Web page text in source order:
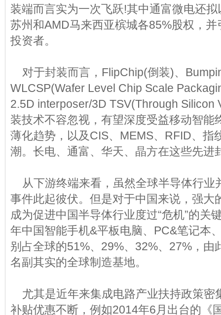
装端而言实为一次飞跃!其中通富微电还
苏州和AMD马来西亚槟城各85%股权，并
投资者。
对于封装而言，FlipChip(倒装)、
WLCSP(Wafer Level Chip Scale
2.5D interposer/3D TSV(Through Silicon
装技术不容忽视，有望深度受益移动智能
薄化趋势，以及CIS、MEMS、RFID、指
潮。长电、通富、华天、晶方在这些先进
从下游终端来看，虽然全球半导体行业
事件此起彼伏。但是对于中国来说，强大
成为促进中国半导体行业度过“危机”的关
年中国智能手机&平板电脑、PC&笔记本
别占全球的51%、29%、32%、27%，由
名副其实的全球制造基地。
尤其是近年来集成电路产业扶持政策密
补贴优惠不断，例如2014年6月出台的《